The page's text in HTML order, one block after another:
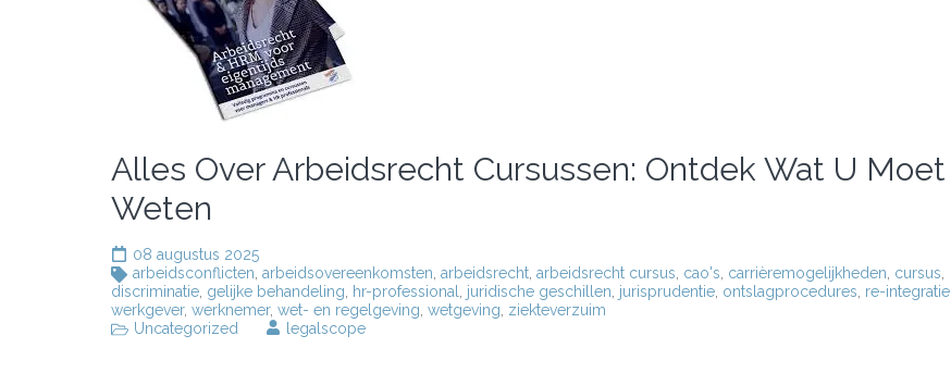
Alles Over Arbeidsrecht Cursussen: Ontdek Wat U Moet
Weten
08 augustus 2025
arbeidsconflicten arbeidsovereenkomsten arbeidsrecht arbeidsrecht cursus cao's carrièremogelijkheden cursus
discriminatie gelijke behandeling hr-professional juridische geschillen jurisprudentie ontslagprocedures re-integratie
werkgever, werknemer, wet- en regelgeving wetgeving ziekteverzuim
Uncategorized
legalscope